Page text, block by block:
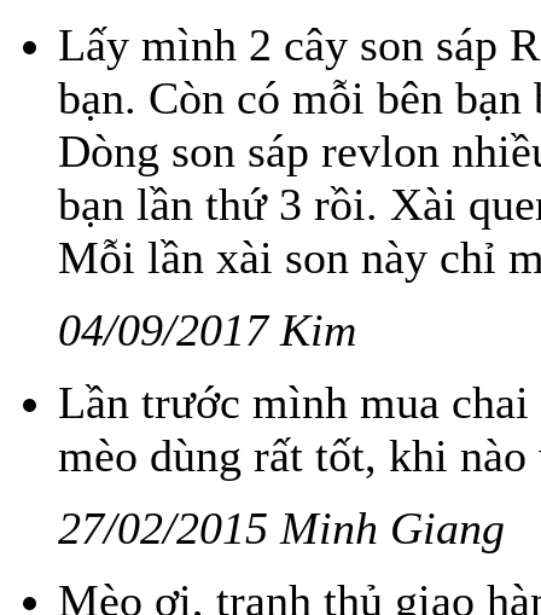
Lấy mình 2 cây son sáp
bạn. Còn có mỗi bên
Dòng son sáp revlon
bạn lần thứ 3 rồi. Xài
Mỗi lần xài son này chỉ
04/09/2017 Kim
Lần trước mình mua
mèo dùng rất tốt, khi
27/02/2015 Minh Giang
Mèo ơi, tranh thủ giao